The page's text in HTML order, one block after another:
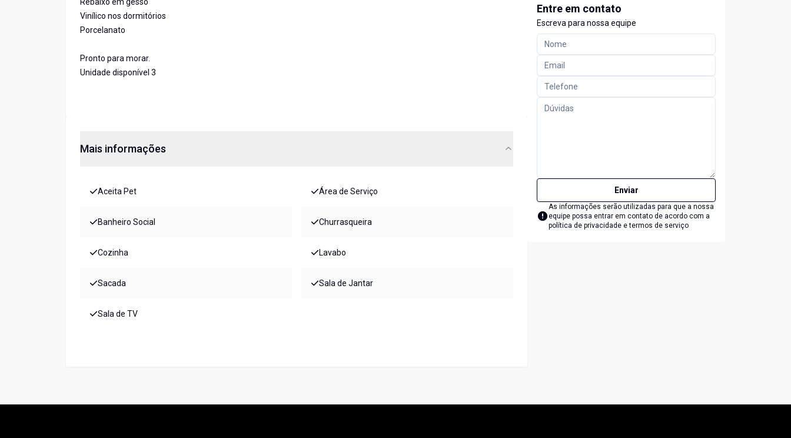
Rebaixo em gesso
Vinílico nos dormitórios
Porcelanato
Pronto para morar.
Unidade disponível 3
Mais informações
Aceita Pet Área de Serviço
Banheiro Social Churrasqueira
Cozinha Lavabo
Sacada Sala de Jantar
Sala de TV
Entre em contato
Escreva para nossa equipe
Enviar
As informações serão utilizadas para que a nossa
equipe possa entrar em contato de acordo com a
política de privacidade e termos de serviço